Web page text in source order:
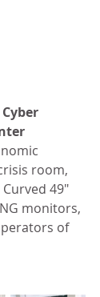
room,
49"
monitors,
of